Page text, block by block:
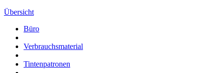
Übersicht
Büro
Verbrauchsmaterial
Tintenpatronen